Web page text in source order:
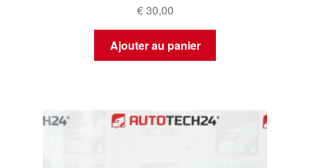
€30,00
Ajouter au panier